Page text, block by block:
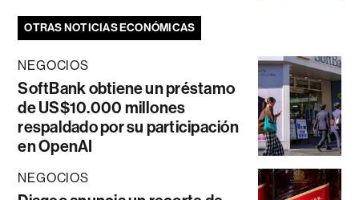
OTRAS NOTICIAS ECONÓMICAS
NEGOCIOS
SoftBank obtiene un préstamo
de US$10.000 millones
respaldado por su participación
en OpenAI
NEGOCIOS